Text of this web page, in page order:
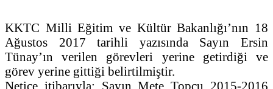
KKTC Milli Eğitim ve Kültür Bakanlığı’nın 18
Ağustos 2017 tarihli yazısında Sayın Ersin
Tünay’ın verilen görevleri yerine getirdiği ve
görev yerine gittiği belirtilmiştir.
Netice itibarıyla; Sayın Mete Topçu 2015-2016